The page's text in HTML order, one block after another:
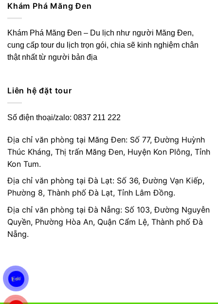
Khám Phá Măng Đen
Khám Phá Măng Đen – Du lịch như người Măng Đen,
cung cấp tour du lịch trọn gói, chia sẽ kinh nghiệm chân
thật nhất từ người bản địa
Liên hệ đặt tour
Số điện thoại/zalo: 0837 211 222
Địa chỉ văn phòng tại Măng Đen: Số 77, Đường Huỳnh
Thúc Kháng, Thị trấn Măng Đen, Huyện Kon Plông, Tỉnh
Kon Tum.
Địa chỉ văn phòng tại Đà Lạt: Số 36, Đường Vạn Kiếp,
Phường 8, Thành phố Đà Lạt, Tỉnh Lâm Đồng.
Địa chỉ văn phòng tại Đà Nẵng: Số 103, Đường Nguyễn
Quyền, Phường Hòa An, Quận Cẩm Lệ, Thành phố Đà
Nẵng.